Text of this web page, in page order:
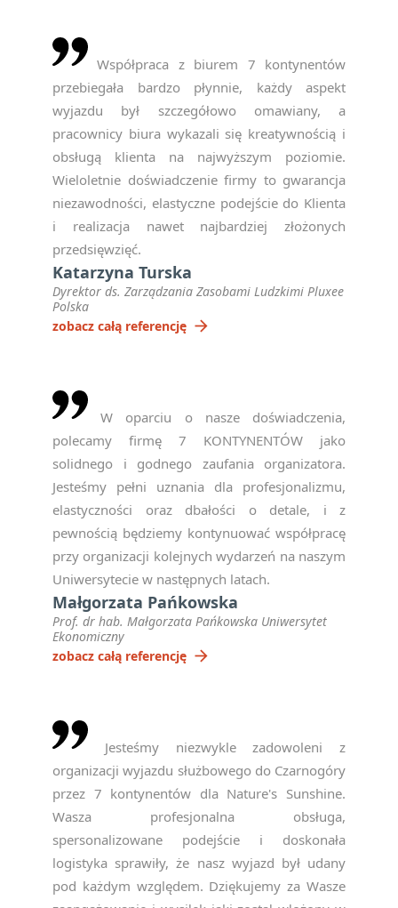
Współpraca z biurem 7 kontynentów
przebiegała bardzo płynnie, każdy aspekt
wyjazdu był szczegółowo omawiany, a
pracownicy biura wykazali się kreatywnością i
obsługą klienta na najwyższym poziomie.
Wieloletnie doświadczenie firmy to gwarancja
niezawodności, elastyczne podejście do Klienta
i realizacja nawet najbardziej złożonych
przedsięwzięć.
Katarzyna Turska
Dyrektor ds. Zarządzania Zasobami Ludzkimi Pluxee
Polska
zobacz całą referencję arrow_forward
W oparciu o nasze doświadczenia,
polecamy firmę 7 KONTYNENTÓW jako
solidnego i godnego zaufania organizatora.
Jesteśmy pełni uznania dla profesjonalizmu,
elastyczności oraz dbałości o detale, i z
pewnością będziemy kontynuować współpracę
przy organizacji kolejnych wydarzeń na naszym
Uniwersytecie w następnych latach.
Małgorzata Pańkowska
Prof. dr hab. Małgorzata Pańkowska Uniwersytet
Ekonomiczny
zobacz całą referencję arrow_forward
Jesteśmy niezwykle zadowoleni z
organizacji wyjazdu służbowego do Czarnogóry
przez 7 kontynentów dla Nature's Sunshine.
Wasza profesjonalna obsługa,
spersonalizowane podejście i doskonała
logistyka sprawiły, że nasz wyjazd był udany
pod każdym względem. Dziękujemy za Wasze